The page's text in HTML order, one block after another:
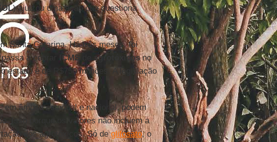
) ajuizou uma ação que questiona
Santa Catarina. Há três meses, foi
a cobrar ICMS agrotóxicosno
estado é de R$750 milhões. A legislação
, em âmbito estadual e nacional, podem
Isso porque os valores não incluem a
dos agrotóxicos. Só deglifosato, o